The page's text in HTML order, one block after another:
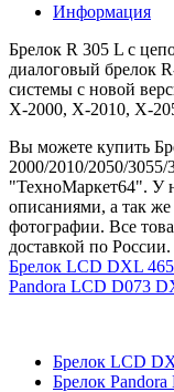
Информация
Брелок R 305 L с
диалоговый брелок
системы с новой
X-2000, X-2010, X-
Вы можете купить
2000/2010/2050/
"ТехноМаркет64". У
описаниями, а так
фотографии. Все
доставкой по
Брелок LCD DXL
Pandora LCD D073
Брелок LCD
Брелок